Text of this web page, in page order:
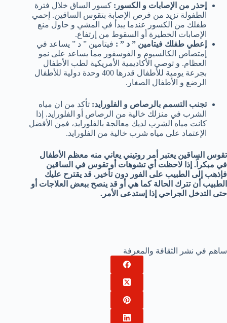
إحذر من الإصابات و الكسور: كسور الساق خلال فترة
الطفولة تزيد من فرص الإصابة بتقوس الساقين. إحمي
طفلك من الكسور عندما يبدأ في المشي و حاول منع
الإصابات الخطيرة أو السقوط من إرتفاع.
إعطي طفلك فيتامين ” د ” : فيتامين ” د ” يساعد في
إمتصاص الكالسيوم و الفوسفور مما يساعد على نمو
العظام. و توصي الأكاديمية الأمريكية لطب الأطفال
بجرعة يومية للأطفال قدرها 400 وحدة دولية للأطفال
الرضع و الأطفال الصغار.
تجنب التسمم بالرصاص و الفلورايد: تأكد من ان مياه
الشرب في منزلك خالية من الرصاص أو الفلورايد. إذا
كانت مياه الشرب لديك معالجة بالفلورايد، فمن الأفضل
الإعتماد على مياه شرب خالية من الفلورايد.
تقوس الساقين يعتبر أمر روتيني يعاني منه معظم الأطفال
في مبكراً. إذا لاحظت أي تشوهات أو تقوس في الساقين
فإذهب إلى الطبيب على الفور دون تأخير. قد يقترح عليك
الطبيب أن تترك الحالة كما هي أو قد ينصح ببعض العلاجات أو
حتى التدخل الجراحي إذا إستدعى الأمر.
ساهم في نشر الثقافة والمعرفة